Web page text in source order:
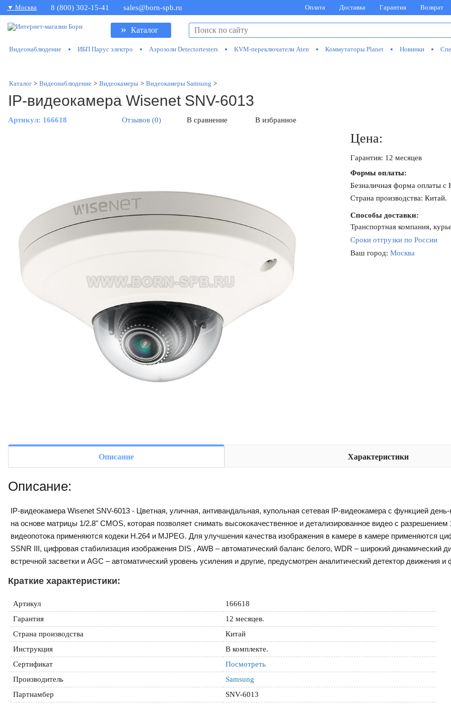
▼ Москва 8 (800) 302-15-41 sales@born-spb.ru Оплата Доставка Гарантия Возврат
» Каталог
Видеонаблюдение ИБП Парус электро Аэрозоли Detectortesters KVM-переключатели Aten Коммутаторы Planet Новинки
Каталог > Видеонаблюдение > Видеокамеры > Видеокамеры Samsung >
IP-видеокамера Wisenet SNV-6013
Артикул: 166618 Отзывов (0) В сравнение В избранное
Цена:
Гарантия: 12 месяцев
Формы оплаты:
Безналичная форма оплаты
Страна производства: Китай.
Способы доставки:
Транспортная компания,
Сроки отгрузки по России
Ваш город: Москва
Описание Характеристики
Описание:
IP-видеокамера Wisenet SNV-6013 - Цветная, уличная, антивандальная, купольная сетевая IP-видеокамера с функцией
на основе матрицы 1/2.8" CMOS, которая позволяет снимать высококачественное и детализированное видео с
видеопотока применяются кодеки H.264 и MJPEG. Для улучшения качества изображения в камере в камере применяются
SSNR III, цифровая стабилизация изображения DIS , AWB – автоматический баланс белого, WDR – широкий динамический
встречной засветки и AGC – автоматический уровень усиления и другие, предусмотрен аналитический детектор движения
Краткие характеристики:
Артикул
166618
Гарантия
12 месяцев.
Страна производства
Китай
Инструкция
В комплекте.
Сертификат
Посмотреть
Производитель
Samsung
Партнамбер
SNV-6013